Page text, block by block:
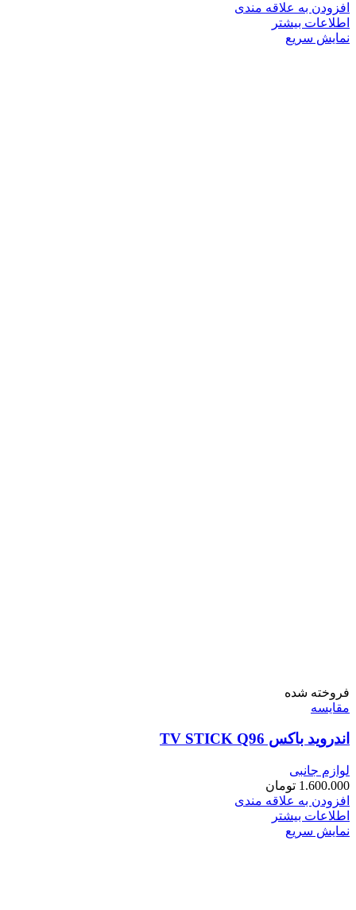
افزودن به علاقه مندی
اطلاعات بیشتر
نمایش سریع
فروخته شده
مقايسه
اندروید باکس TV STICK Q96
لوازم جانبی
1.600.000 تومان
افزودن به علاقه مندی
اطلاعات بیشتر
نمایش سریع